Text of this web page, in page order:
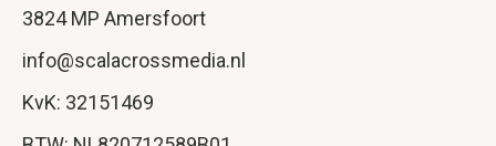
3824 MP Amersfoort
info@scalacrossmedia.nl
KvK: 32151469